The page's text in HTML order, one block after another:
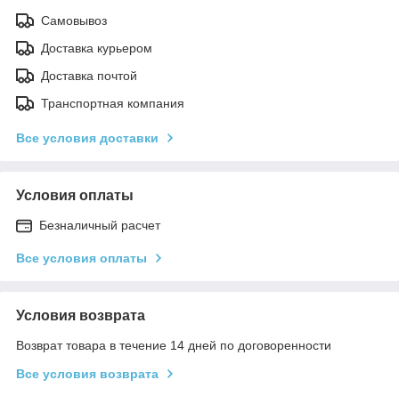
Самовывоз
Доставка курьером
Доставка почтой
Транспортная компания
Все условия доставки
Условия оплаты
Безналичный расчет
Все условия оплаты
Условия возврата
Возврат товара в течение 14 дней по договоренности
Все условия возврата